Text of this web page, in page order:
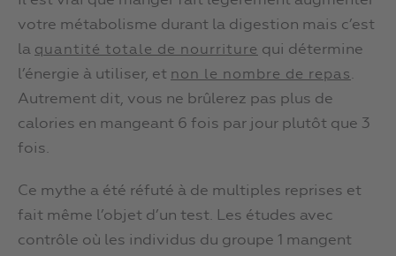
votre métabolisme durant la digestion mais c’est
la quantité totale de nourriture qui détermine
l’énergie à utiliser, et non le nombre de repas.
Autrement dit, vous ne brûlerez pas plus de
calories en mangeant 6 fois par jour plutôt que 3
fois.
Ce mythe a été réfuté à de multiples reprises et
fait même l’objet d’un test. Les études avec
contrôle où les individus du groupe 1 mangent